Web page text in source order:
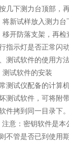
几下测力台顶部，
将新试样放入测力台
移开防落支架，再
指示灯是否正常闪
测试软件的使用方
测试软件的安装
测试仪配备的计算
测试软件，可将附
件拷到同一目录下
意：密钥软件是本
不管是否已到使用